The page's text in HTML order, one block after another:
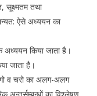
तथा
ऐसे अध्ययन का
किया जाता है।
जाता है।
व चरो का अलग-अलग